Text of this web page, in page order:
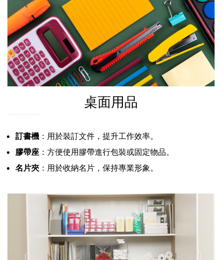
桌面用品
訂書機 ：用於裝訂文件，提升工作效率。
膠帶座 ：方便使用膠帶進行包裝或固定物品。
名片夾 ：用於收納名片，保持專業形象。